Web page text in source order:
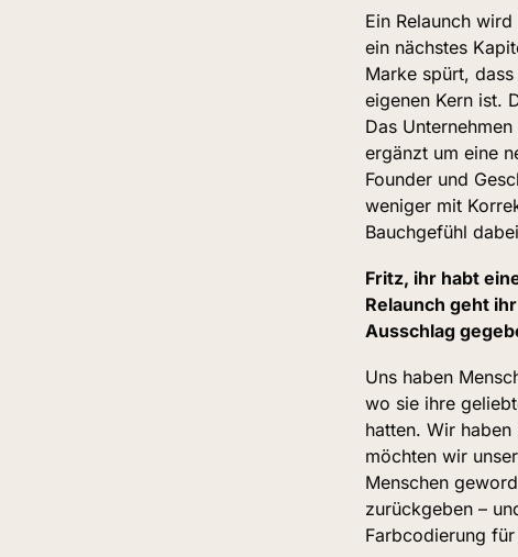
Ein Relaunch
ein nächstes
Marke spürt,
eigenen Kern ist.
Das
ergänzt um eine
Founder und
weniger mit
Bauchgefühl
Fritz, ihr habt
Relaunch geht
Ausschlag
Uns haben
wo sie ihre
hatten. Wir
möchten wir
Menschen
zurückgeben –
Farbcodierung